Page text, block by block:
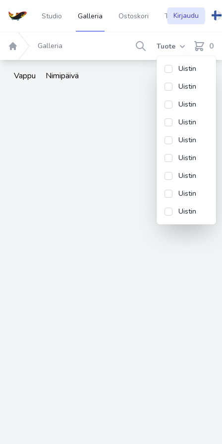
Studio Galleria Ostoskori Tietoa
Kirjaudu
Home
Galleria SearchTuote
Uistin
Uistin
Uistin
Uistin
Uistin
Uistin
Uistin
Uistin
Uistin
0
items
Vappu Nimipäivä